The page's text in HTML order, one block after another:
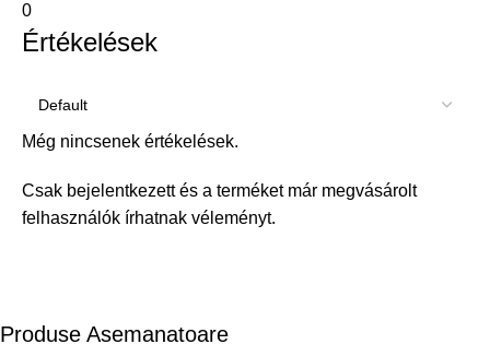
0
Értékelések
Még nincsenek értékelések.
Csak bejelentkezett és a terméket már megvásárolt
felhasználók írhatnak véleményt.
Produse Asemanatoare